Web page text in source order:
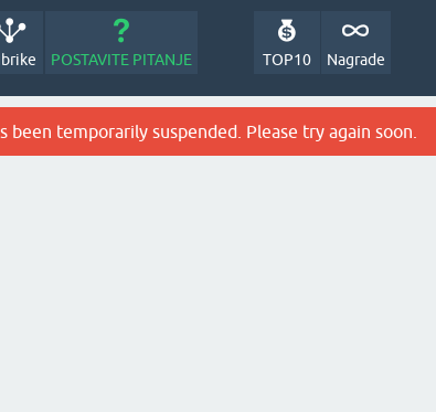
POSTAVITE PITANJE Nagrade
TOP10
been temporarily suspended. Please try again soon.